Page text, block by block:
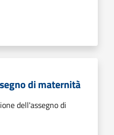
di maternità
dell'assegno di